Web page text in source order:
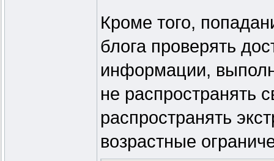
Кроме того,
блога проверять
информации,
не распространять
распространять
возрастные